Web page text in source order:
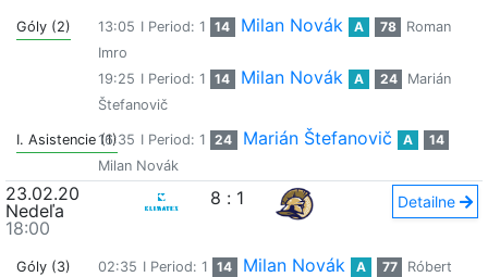
Góly (2) 13:05 I Period: 1 14 Milan Novák A 78
Roman
Imro
19:25 I Period: 1 14 Milan Novák A 24
Marián
Štefanovič
I. Asistencie (1)16:35 I Period: 1 24 Marián Štefanovič A
14
Milan Novák
23.02.20
Nedeľa
18:00
8 : 1 Detailne
Góly (3) 02:35 I Period: 1 14 Milan Novák A 77
Róbert